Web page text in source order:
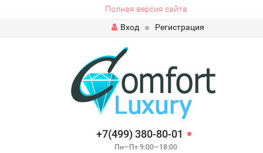
Полная версия сайта
Вход
Регистрация
+7(499) 380-80-01
Пн—Пт 9:00—18:00